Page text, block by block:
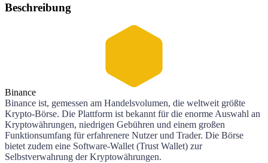
Beschreibung
Binance
Binance ist, gemessen am Handelsvolumen, die weltweit größte
Krypto-Börse. Die Plattform ist bekannt für die enorme Auswahl an
Kryptowährungen, niedrigen Gebühren und einem großen
Funktionsumfang für erfahrenere Nutzer und Trader. Die Börse
bietet zudem eine Software-Wallet (Trust Wallet) zur
Selbstverwahrung der Kryptowährungen.